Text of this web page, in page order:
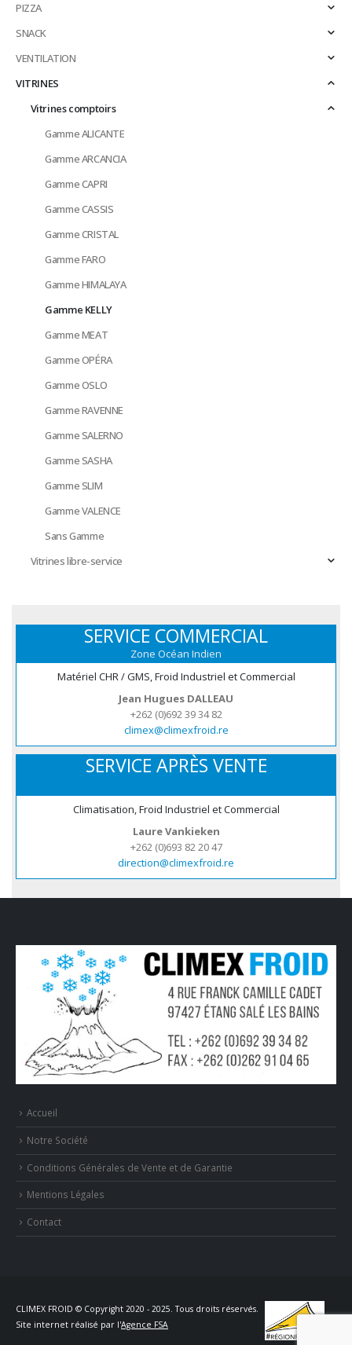
PIZZA
SNACK
VENTILATION
VITRINES
Vitrines comptoirs
Gamme ALICANTE
Gamme ARCANCIA
Gamme CAPRI
Gamme CASSIS
Gamme CRISTAL
Gamme FARO
Gamme HIMALAYA
Gamme KELLY
Gamme MEAT
Gamme OPÉRA
Gamme OSLO
Gamme RAVENNE
Gamme SALERNO
Gamme SASHA
Gamme SLIM
Gamme VALENCE
Sans Gamme
Vitrines libre-service
SERVICE COMMERCIAL
Zone Océan Indien
Matériel CHR / GMS, Froid Industriel et Commercial
Jean Hugues DALLEAU
+262 (0)692 39 34 82
climex@climexfroid.re
SERVICE APRÈS VENTE
Climatisation, Froid Industriel et Commercial
Laure Vankieken
+262 (0)693 82 20 47
direction@climexfroid.re
Accueil
Notre Société
Conditions Générales de Vente et de Garantie
Mentions Légales
Contact
CLIMEX FROID © Copyright 2020 - 2025. Tous droits réservés.
Site internet réalisé par l'Agence FSA